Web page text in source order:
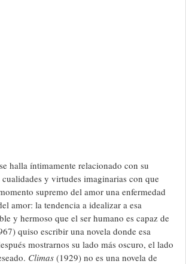
halla íntimamente relacionado con su
y virtudes imaginarias con que
supremo del amor una enfermedad
amor: la tendencia a idealizar a esa
y hermoso que el ser humano es capaz de
quiso escribir una novela donde esa
mostrarnos su lado más oscuro, el lado
Climas(1929) no es una novela de